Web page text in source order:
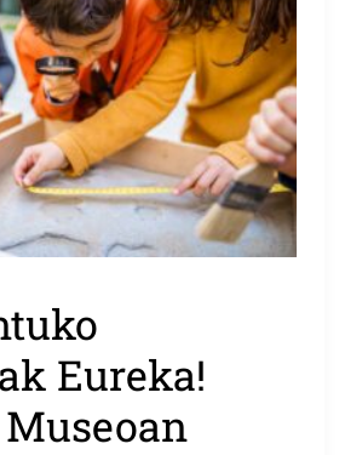
Eureka!